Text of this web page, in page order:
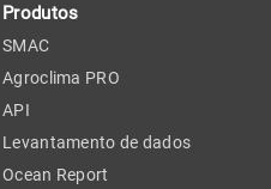
Produtos
SMAC
Agroclima PRO
API
Levantamento de dados
Ocean Report